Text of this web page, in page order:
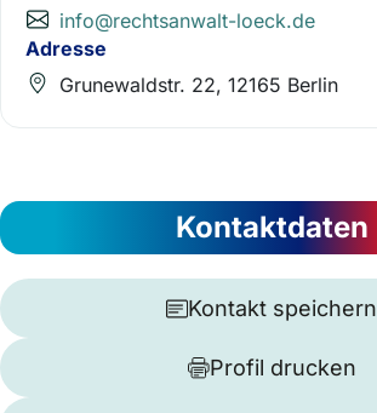
info@rechtsanwalt-loeck.de
Adresse
Grunewaldstr. 22, 12165 Berlin
Kontaktdaten
Kontakt speichern
Profil drucken